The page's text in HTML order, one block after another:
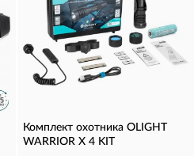
Комплект охотника OLIGHT
WARRIOR X 4 KIT